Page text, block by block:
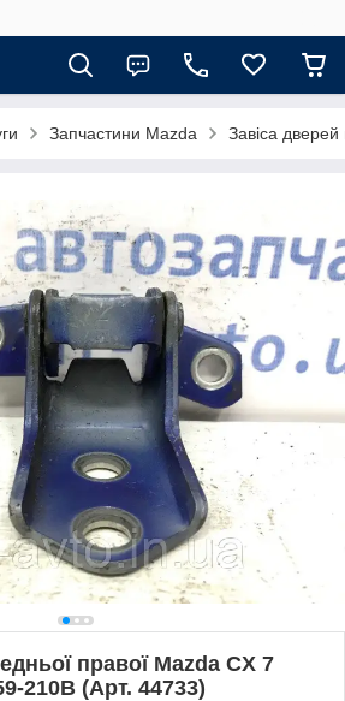
Запчастини Mazda Завіса
правої Mazda CX 7
210B (Арт. 44733)